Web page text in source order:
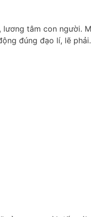
lương tâm con người.
đúng đạo lí, lẽ